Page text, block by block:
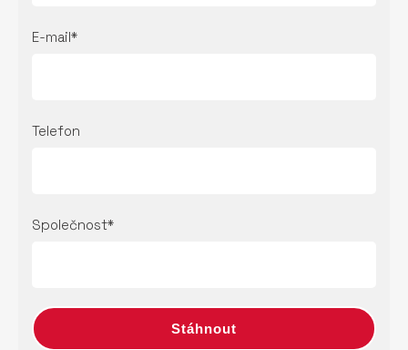
E-mail*
Telefon
Společnost*